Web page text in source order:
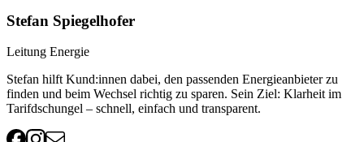
Stefan Spiegelhofer
Leitung Energie
Stefan hilft Kund:innen dabei, den passenden Energieanbieter zu
finden und beim Wechsel richtig zu sparen. Sein Ziel: Klarheit im
Tarifdschungel – schnell, einfach und transparent.